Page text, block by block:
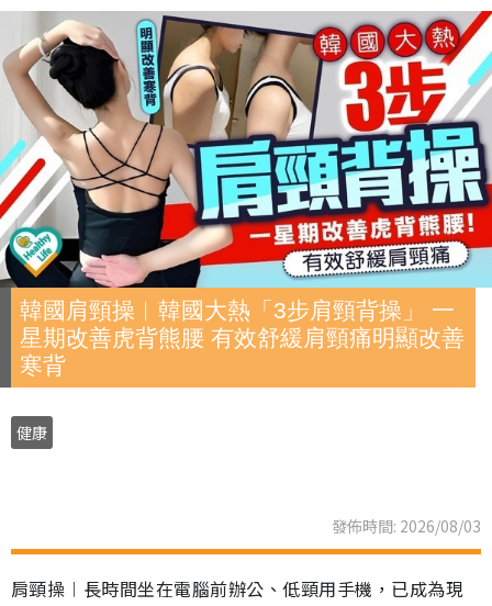
韓國肩頸操︱韓國大熱「3步肩頸背操」 一
星期改善虎背熊腰 有效舒緩肩頸痛明顯改善
寒背
健康
發佈時間: 2026/08/03
肩頸操︱長時間坐在電腦前辦公、低頸用手機，已成為現